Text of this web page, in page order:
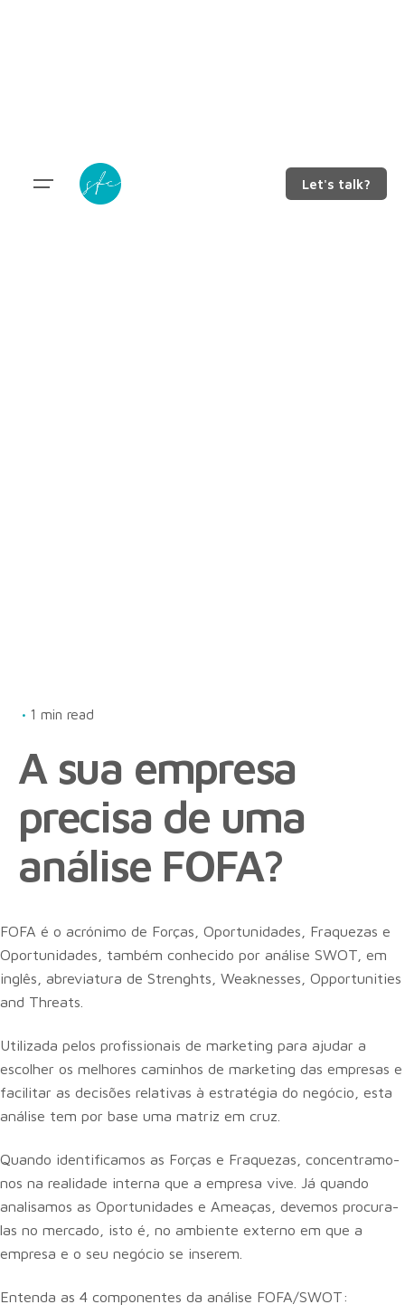
Let's talk?
1 min read
A sua empresa
precisa de uma
análise FOFA?
FOFA é o acrónimo de Forças, Oportunidades, Fraquezas e
Oportunidades, também conhecido por análise SWOT, em
inglês, abreviatura de Strenghts, Weaknesses, Opportunities
and Threats.
Utilizada pelos profissionais de marketing para ajudar a
escolher os melhores caminhos de marketing das empresas e
facilitar as decisões relativas à estratégia do negócio, esta
análise tem por base uma matriz em cruz.
Quando identificamos as Forças e Fraquezas, concentramo-
nos na realidade interna que a empresa vive. Já quando
analisamos as Oportunidades e Ameaças, devemos procura-
las no mercado, isto é, no ambiente externo em que a
empresa e o seu negócio se inserem.
Entenda as 4 componentes da análise FOFA/SWOT: